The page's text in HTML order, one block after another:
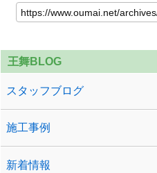
王舞BLOG
スタッフブログ
施工事例
新着情報